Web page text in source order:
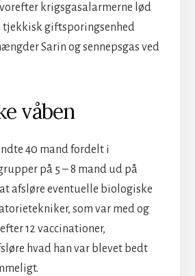
krigsgasalarmerne lød
tjekkisk giftsporingsenhed
Sarin og sennepsgas ved
våben
40 mand fordelt i
på 5 – 8 mand ud på
afsløre eventuelle biologiske
som var med og
12 vaccinationer,
hvad han var blevet bedt